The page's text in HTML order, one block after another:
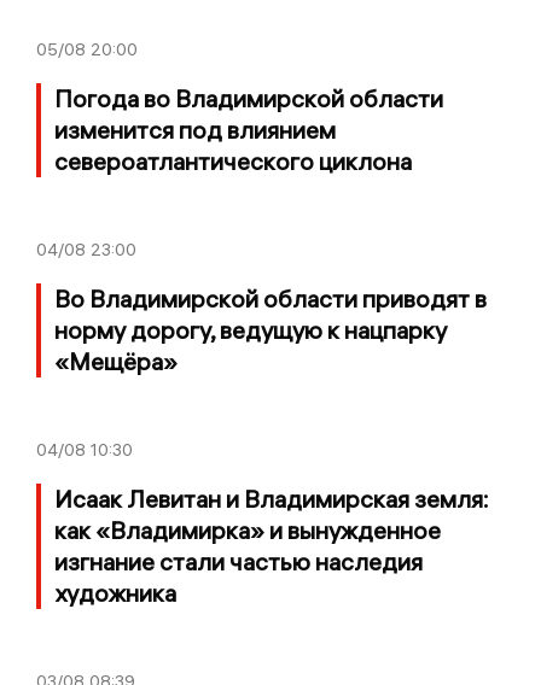
05/08 20:00
Погода во Владимирской области
изменится под влиянием
североатлантического циклона
04/08 23:00
Во Владимирской области приводят в
норму дорогу, ведущую к нацпарку
«Мещёра»
04/08 10:30
Исаак Левитан и Владимирская земля:
как «Владимирка» и вынужденное
изгнание стали частью наследия
художника